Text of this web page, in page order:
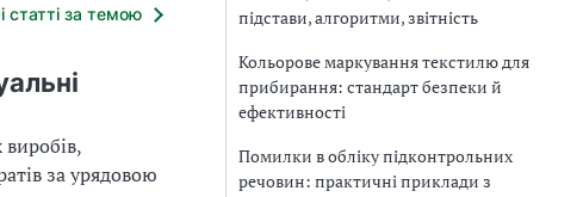
статті за темою
за урядовою
підстави, алгоритми, звітність
Кольорове маркування текстилю для
прибирання: стандарт безпеки й
ефективності
Помилки в обліку підконтрольних
речовин: практичні приклади з